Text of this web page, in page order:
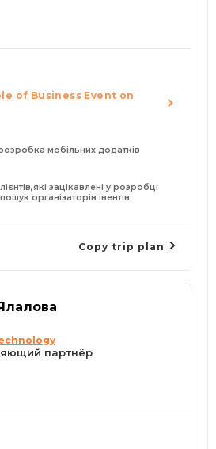
of Business Event on
мобільних додатків
зацікавлені у розробці
організаторів івентів
Copy trip plan
партнёр